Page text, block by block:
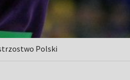
Polski